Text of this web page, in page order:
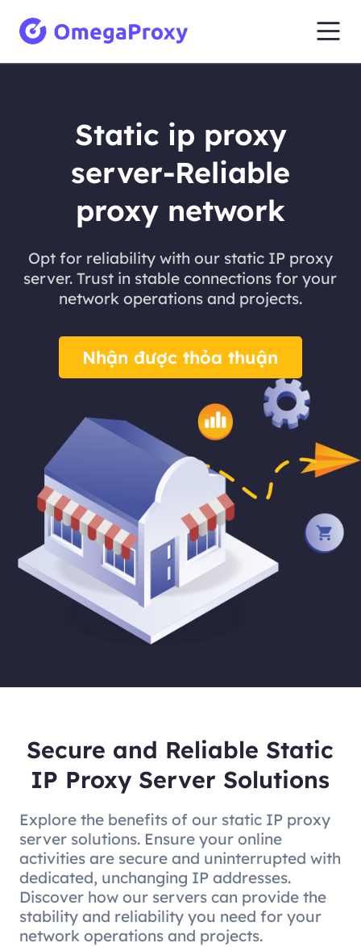
Static ip proxy
server-Reliable
proxy network
Opt for reliability with our static IP proxy
server. Trust in stable connections for your
network operations and projects.
Nhận được thỏa thuận
Secure and Reliable Static
IP Proxy Server Solutions
Explore the benefits of our static IP proxy
server solutions. Ensure your online
activities are secure and uninterrupted with
dedicated, unchanging IP addresses.
Discover how our servers can provide the
stability and reliability you need for your
network operations and projects.